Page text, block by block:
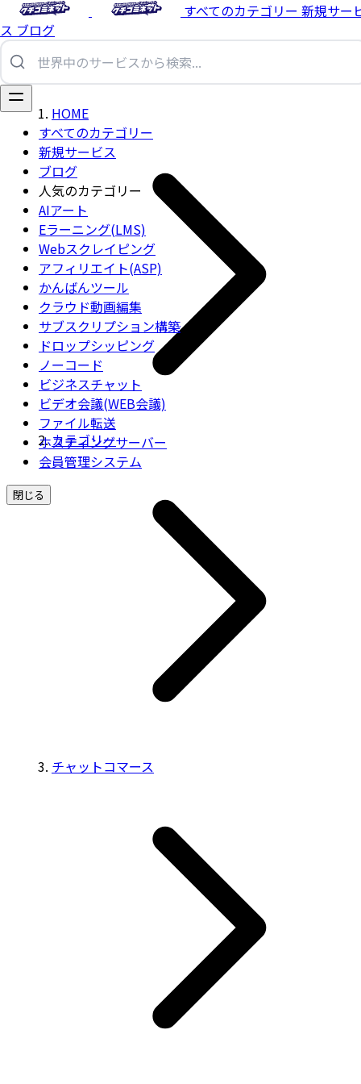
すべてのカテゴリー 新規サー
ス ブログ
すべてのカテゴリー
新規サービス
ブログ
人気のカテゴリー
AIアート
Eラーニング(LMS)
Webスクレイピング
アフィリエイト(ASP)
かんばんツール
クラウド動画編集
サブスクリプション構築
ドロップシッピング
ノーコード
ビジネスチャット
ビデオ会議(WEB会議)
ファイル転送
ホスティングサーバー
会員管理システム
閉じる
HOME
カテゴリー
チャットコマース